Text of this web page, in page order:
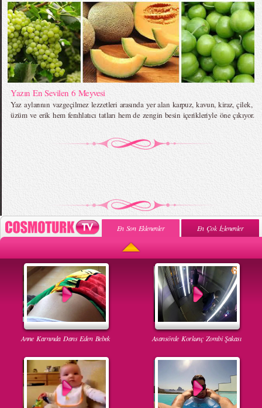
Yazın En Sevilen 6 Meyvesi
Yaz aylarının vazgeçilmez lezzetleri arasında yer alan karpuz, kavun, kiraz, çilek,
üzüm ve erik hem ferahlatıcı tatları hem de zengin besin içerikleriyle öne çıkıyor.
En Son Eklenenler En Çok İzlenenler
Anne Karnında Dans Eden Bebek Asansörde Korkunç Zombi Şakası